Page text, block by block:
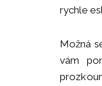
rychle
Možná
vám